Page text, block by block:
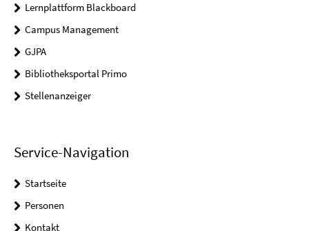
Lernplattform Blackboard
Campus Management
GJPA
Bibliotheksportal Primo
Stellenanzeiger
Service-Navigation
Startseite
Personen
Kontakt